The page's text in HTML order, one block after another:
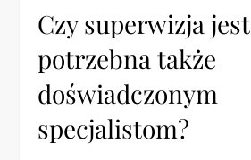
Czy superwizja jest
potrzebna także
doświadczonym
specjalistom?